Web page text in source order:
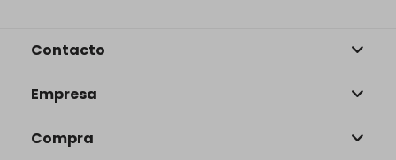
Contacto
Empresa
Compra